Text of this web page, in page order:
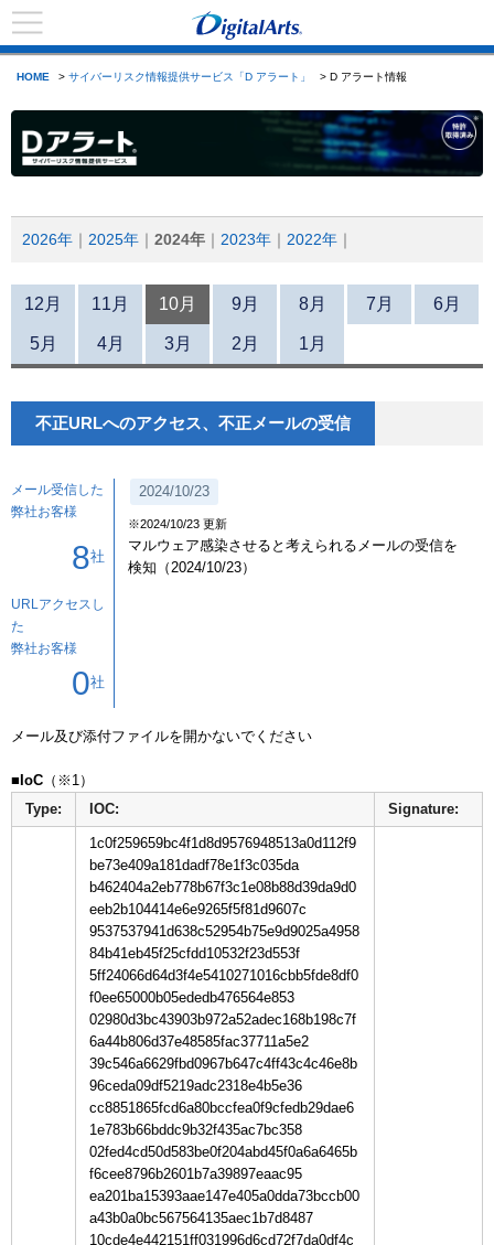
HOME > サイバーリスク情報提供サービス「D アラート」 > D アラート情報
2026年 2025年 2024年 2023年 2022年
12月 11月 10月 9月 8月 7月 6月
5月 4月 3月 2月 1月
不正URLへのアクセス、不正メールの受信
メール受信した
弊社お客様
8社
URLアクセスし
た
弊社お客様
0社
2024/10/23
※2024/10/23 更新
マルウェア感染させると考えられるメールの受信を
検知（2024/10/23）
メール及び添付ファイルを開かないでください
■IoC
Type:
IOC: Signature:
1c0f259659bc4f1d8d9576948513a0d112f9
be73e409a181dadf78e1f3c035da
b462404a2eb778b67f3c1e08b88d39da9d0
eeb2b104414e6e9265f5f81d9607c
9537537941d638c52954b75e9d9025a4958
84b41eb45f25cfdd10532f23d553f
5ff24066d64d3f4e5410271016cbb5fde8df0
f0ee65000b05ededb476564e853
02980d3bc43903b972a52adec168b198c7f
6a44b806d37e48585fac37711a5e2
39c546a6629fbd0967b647c4ff43c4c46e8b
96ceda09df5219adc2318e4b5e36
cc8851865fcd6a80bccfea0f9cfedb29dae6
1e783b66bddc9b32f435ac7bc358
02fed4cd50d583be0f204abd45f0a6a6465b
f6cee8796b2601b7a39897eaac95
ea201ba15393aae147e405a0dda73bccb00
a43b0a0bc567564135aec1b7d8487
10cde4e442151ff031996d6cd72f7da0df4c